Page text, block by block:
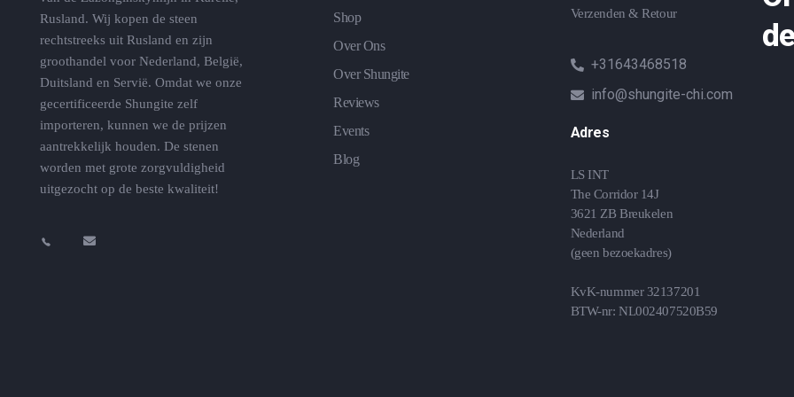
Rusland. Wij kopen de steen
rechtstreeks uit Rusland en zijn
groothandel voor Nederland, België,
Duitsland en Servië. Omdat we onze
gecertificeerde Shungite zelf
importeren, kunnen we de prijzen
aantrekkelijk houden. De stenen
worden met grote zorgvuldigheid
uitgezocht op de beste kwaliteit!
Shop
Over Ons
Over Shungite
Reviews
Events
Blog
Verzenden & Retour
+31643468518
info@shungite-chi.com
Adres
LS INT
The Corridor 14J
3621 ZB Breukelen
Nederland
(geen bezoekadres)
KvK-nummer 32137201
BTW-nr: NL002407520B59